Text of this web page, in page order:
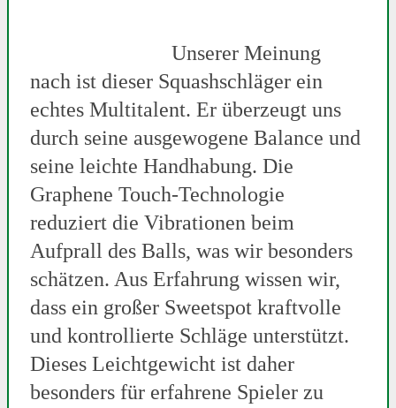
Unserer Meinung
nach ist dieser Squashschläger ein
echtes Multitalent. Er überzeugt uns
durch seine ausgewogene Balance und
seine leichte Handhabung. Die
Graphene Touch-Technologie
reduziert die Vibrationen beim
Aufprall des Balls, was wir besonders
schätzen. Aus Erfahrung wissen wir,
dass ein großer Sweetspot kraftvolle
und kontrollierte Schläge unterstützt.
Dieses Leichtgewicht ist daher
besonders für erfahrene Spieler zu